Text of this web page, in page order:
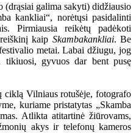
(drąsiai galima sakyti) didžiausio
kankliai“, norėtųsi pasidalinti
Pirmiausia reikėtų padėkoti
kaip Skambakankliai. Be
metai. Labai džiugu, jog
gyvuos dar bent pusę
ciklą Vilniaus rotušėje, fotografo
kuriame pristatytas „Skamba
Atlikta atitartinė žiūrovams,
akys ir telefonų kameros